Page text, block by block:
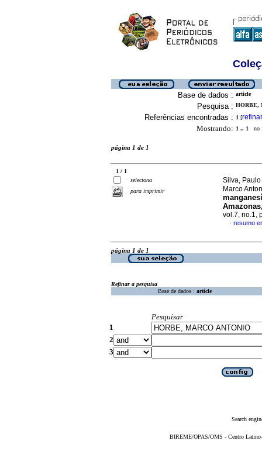
Base de dados : article
Pesquisa : HORBE,
Referências encontradas : 1 [refinar
Mostrando: 1 .. 1 no
página 1 de 1
1 / 1
seleciona
para imprimir
Silva,
Marco
vol.7, no.1,
· resumo
página 1 de 1
Refinar a pesquisa
Base de dados : article
Pesquisar
1
2
3
Search
BIREME/OPAS/OMS - Centro Latino-